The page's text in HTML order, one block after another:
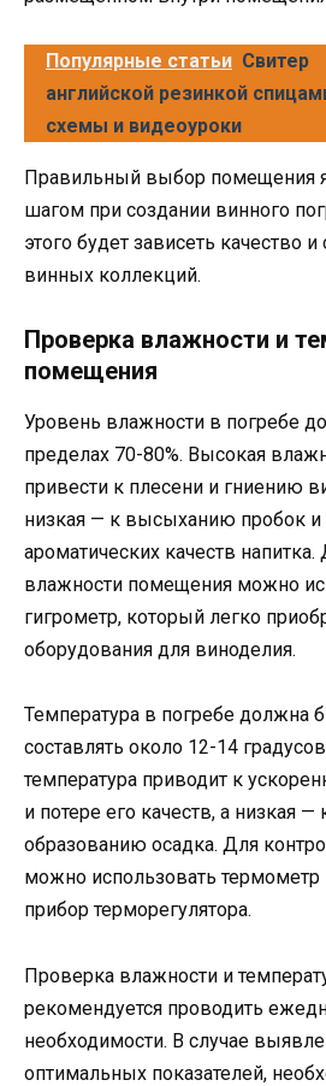
Популярные статьи Свитер
английской резинкой
схемы и видеоуроки
Правильный выбор помещения
шагом при создании винного
этого будет зависеть качество
винных коллекций.
Проверка влажности и
помещения
Уровень влажности в погребе
пределах 70-80%. Высокая
привести к плесени и гниению
низкая — к высыханию пробок и
ароматических качеств
влажности помещения можно
гигрометр, который легко
оборудования для виноделия.
Температура в погребе должна
составлять около 12-14
температура приводит к
и потере его качеств, а низкая
образованию осадка. Для
можно использовать
прибор терморегулятора.
Проверка влажности и
рекомендуется проводить
необходимости. В случае
оптимальных показателей,